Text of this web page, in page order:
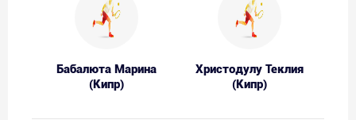
Бабалюта Марина
(Кипр)
Христодулу Теклия
(Кипр)